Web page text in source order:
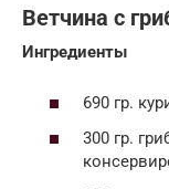
Ветчина с
Ингредиенты
690 гр.
300 гр.